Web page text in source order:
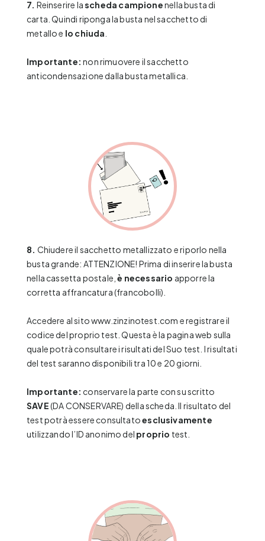
7. Reinserire lascheda campionenella busta di
carta. Quindi riponga la busta nel sacchetto di
metallo e lo chiuda
Importante: non rimuovere il sacchetto
anticondensazione dalla busta metallica.
8. Chiudere il sacchetto metallizzato e riporlo nella
busta grande: ATTENZIONE! Prima di inserire la busta
nella cassetta postale,è necessario apporre la
corretta affrancatura (francobolli).
Accedere al sitowww.zinzinotest.com e registrare il
codice del proprio test. Questa è la pagina web sulla
quale potrà consultare i risultati del Suo test. I risultati
del test saranno disponibili tra 10 e 20 giorni.
Importante: conservare la parte con su scritto
SAVE(DA CONSERVARE) della scheda. Il risultato del
test potrà essere consultatoesclusivamente
utilizzando l’ID anonimo del proprio test.